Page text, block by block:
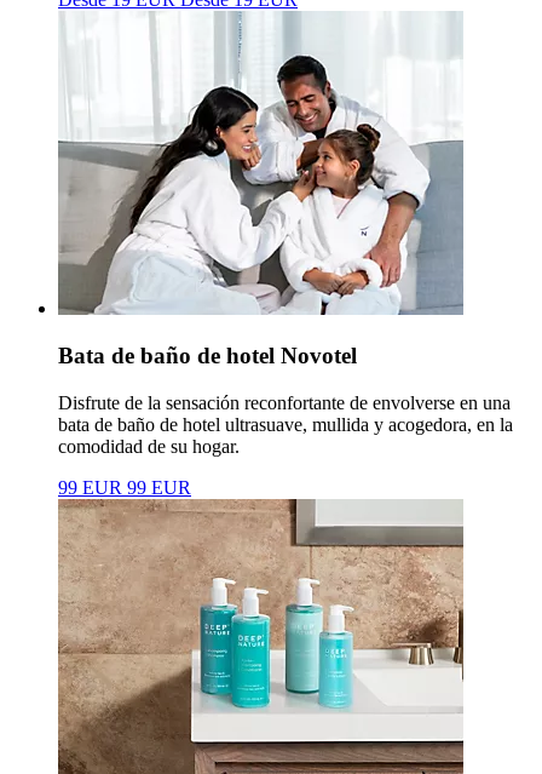
Bata de baño de hotel Novotel
Disfrute de la sensación reconfortante de envolverse en una
bata de baño de hotel ultrasuave, mullida y acogedora, en la
comodidad de su hogar.
99 EUR 99 EUR